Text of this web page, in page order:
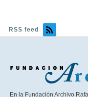
RSS feed
En la Fundación Archivo